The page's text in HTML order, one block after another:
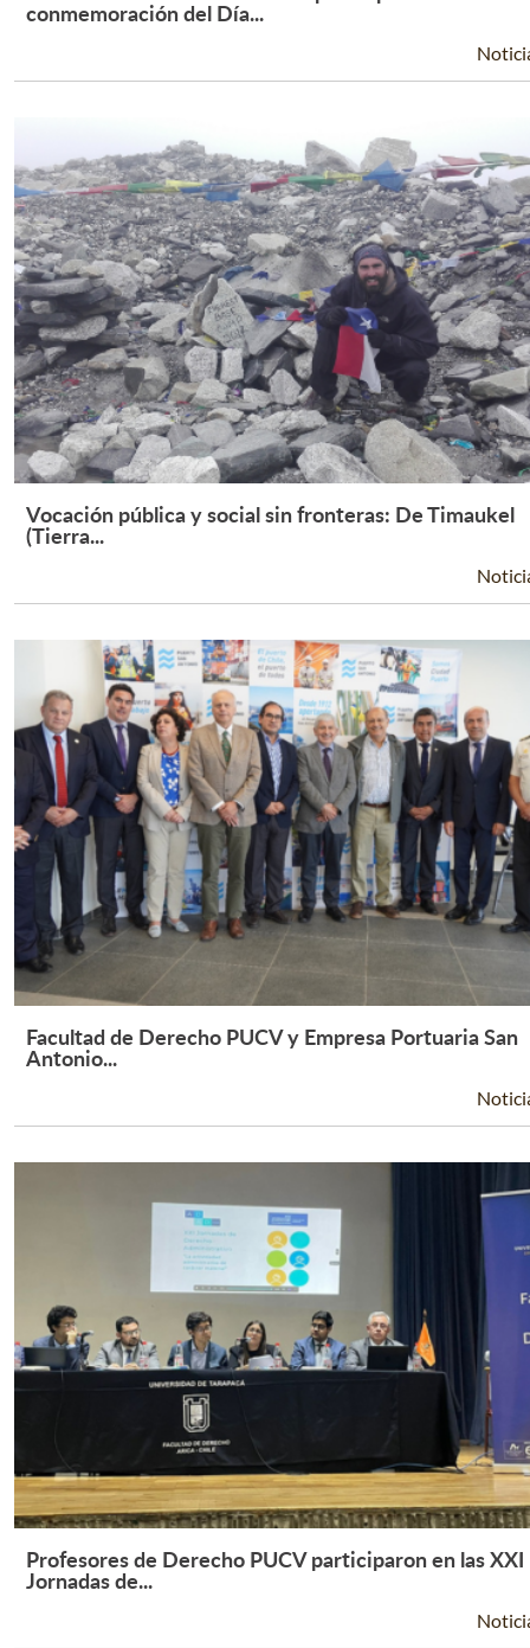
conmemoración del Día...
Leer Más +
Vocación pública y social sin fronteras: De Timaukel
(Tierra...
Leer Más +
Facultad de Derecho PUCV y Empresa Portuaria San
Antonio...
Leer Más +
Profesores de Derecho PUCV participaron en las XXI
Jornadas de...